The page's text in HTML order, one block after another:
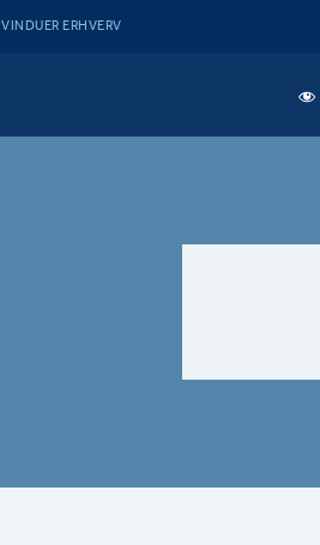
VINDUER ERHVERV